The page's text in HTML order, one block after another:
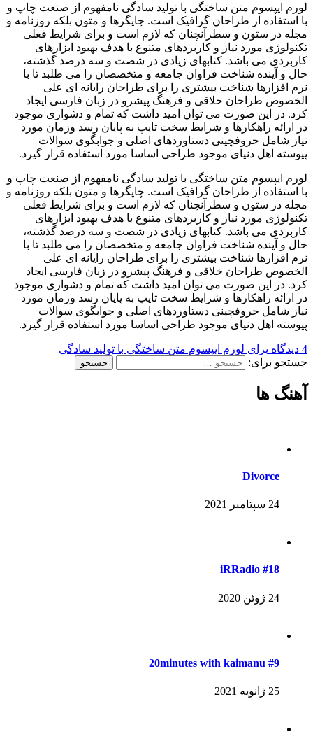
لورم ایپسوم متن ساختگی با تولید سادگی نامفهوم از صنعت چاپ و
با استفاده از طراحان گرافیک است. چاپگرها و متون بلکه روزنامه و
مجله در ستون و سطرآنچنان که لازم است و برای شرایط فعلی
تکنولوژی مورد نیاز و کاربردهای متنوع با هدف بهبود ابزارهای
کاربردی می باشد. کتابهای زیادی در شصت و سه درصد گذشته،
حال و آینده شناخت فراوان جامعه و متخصصان را می طلبد تا با
نرم افزارها شناخت بیشتری را برای طراحان رایانه ای علی
الخصوص طراحان خلاقی و فرهنگ پیشرو در زبان فارسی ایجاد
کرد. در این صورت می توان امید داشت که تمام و دشواری موجود
در ارائه راهکارها و شرایط سخت تایپ به پایان رسد وزمان مورد
نیاز شامل حروفچینی دستاوردهای اصلی و جوابگوی سوالات
پیوسته اهل دنیای موجود طراحی اساسا مورد استفاده قرار گیرد.
لورم ایپسوم متن ساختگی با تولید سادگی نامفهوم از صنعت چاپ و
با استفاده از طراحان گرافیک است. چاپگرها و متون بلکه روزنامه و
مجله در ستون و سطرآنچنان که لازم است و برای شرایط فعلی
تکنولوژی مورد نیاز و کاربردهای متنوع با هدف بهبود ابزارهای
کاربردی می باشد. کتابهای زیادی در شصت و سه درصد گذشته،
حال و آینده شناخت فراوان جامعه و متخصصان را می طلبد تا با
نرم افزارها شناخت بیشتری را برای طراحان رایانه ای علی
الخصوص طراحان خلاقی و فرهنگ پیشرو در زبان فارسی ایجاد
کرد. در این صورت می توان امید داشت که تمام و دشواری موجود
در ارائه راهکارها و شرایط سخت تایپ به پایان رسد وزمان مورد
نیاز شامل حروفچینی دستاوردهای اصلی و جوابگوی سوالات
پیوسته اهل دنیای موجود طراحی اساسا مورد استفاده قرار گیرد.
4 دیدگاه
برای لورم ایپسوم متن ساختگی با تولید سادگی
جستجو برای:
آهنگ ها
Divorce
24 سپتامبر 2021
iRRadio #18
24 ژوئن 2020
#9 20minutes with kaimanu
25 ژانویه 2021